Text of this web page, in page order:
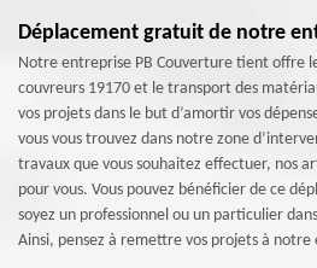
Déplacement gratuit de notre
Notre entreprise PB Couverture tient offre
couvreurs 19170 et le transport des
vos projets dans le but d’amortir vos
vous vous trouvez dans notre zone
travaux que vous souhaitez effectuer, nos
pour vous. Vous pouvez bénéficier de ce
soyez un professionnel ou un particulier
Ainsi, pensez à remettre vos projets à